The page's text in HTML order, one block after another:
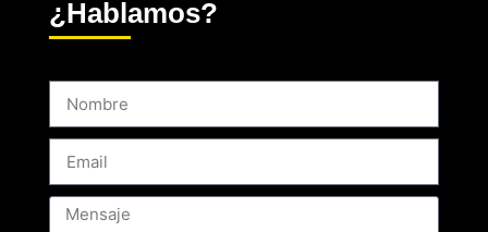
¿Hablamos?